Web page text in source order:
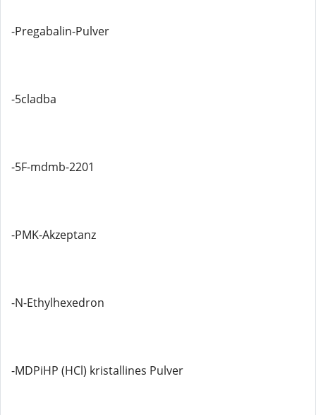
-Pregabalin-Pulver
-5cladba
-5F-mdmb-2201
-PMK-Akzeptanz
-N-Ethylhexedron
-MDPiHP (HCl) kristallines Pulver